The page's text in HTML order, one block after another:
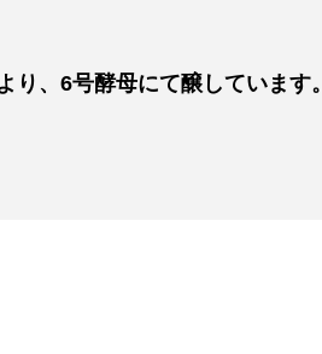
、6号酵母にて醸しています。